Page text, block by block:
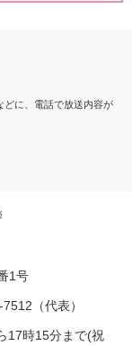
どに、電話で放送内容が
1号
（代表）
17時15分まで(祝